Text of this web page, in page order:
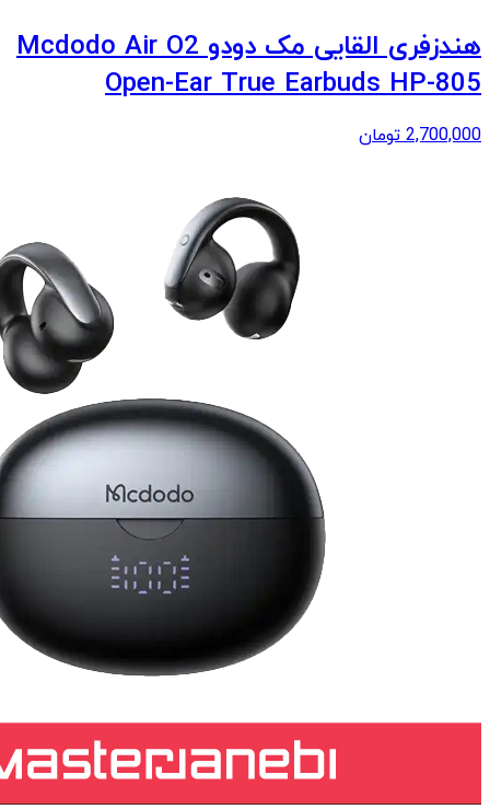
هندزفری القایی مک دودو Mcdodo Air O2
Open-Ear True Earbuds HP-805
2,700,000 تومان